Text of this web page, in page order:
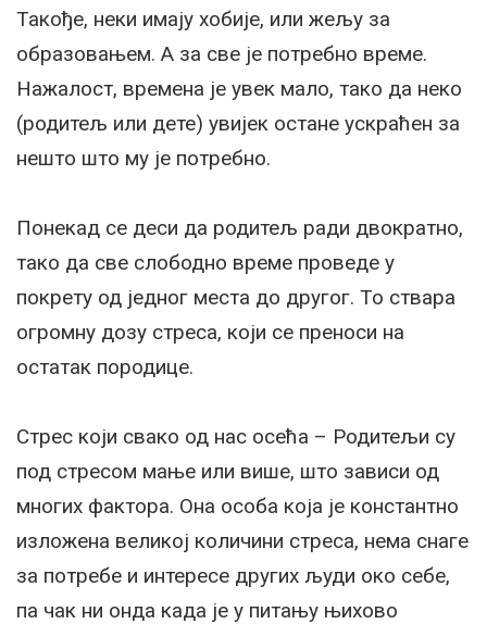
Такође, неки имају хобије, или жељу за
образовањем. А за све је потребно време.
Нажалост, времена је увек мало, тако да неко
(родитељ или дете) увијек остане ускраћен за
нешто што му је потребно.
Понекад се деси да родитељ ради двократно,
тако да све слободно време проведе у
покрету од једног места до другог. То ствара
огромну дозу стреса, који се преноси на
остатак породице.
Стрес који свако од нас осећа – Родитељи су
под стресом мање или више, што зависи од
многих фактора. Она особа која је константно
изложена великој количини стреса, нема снаге
за потребе и интересе других људи око себе,
па чак ни онда када је у питању њихово